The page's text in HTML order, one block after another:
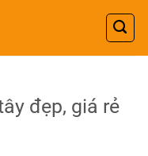
đẹp, giá rẻ